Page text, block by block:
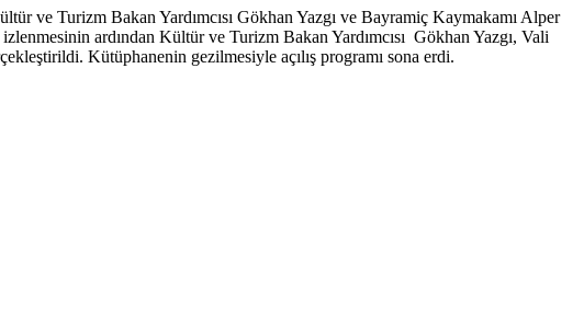
ve Turizm Bakan Yardımcısı Gökhan Yazgı ve Bayramiç Kaymakamı Alper
ardından Kültür ve Turizm Bakan Yardımcısı Gökhan Yazgı, Vali
Kütüphanenin gezilmesiyle açılış programı sona erdi.